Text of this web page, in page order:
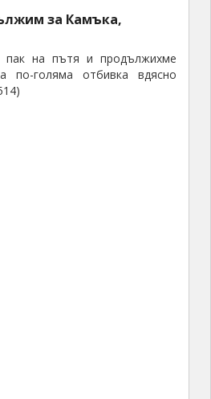
за Камъка,
пак на пътя и продължихме
по-голяма отбивка вдясно